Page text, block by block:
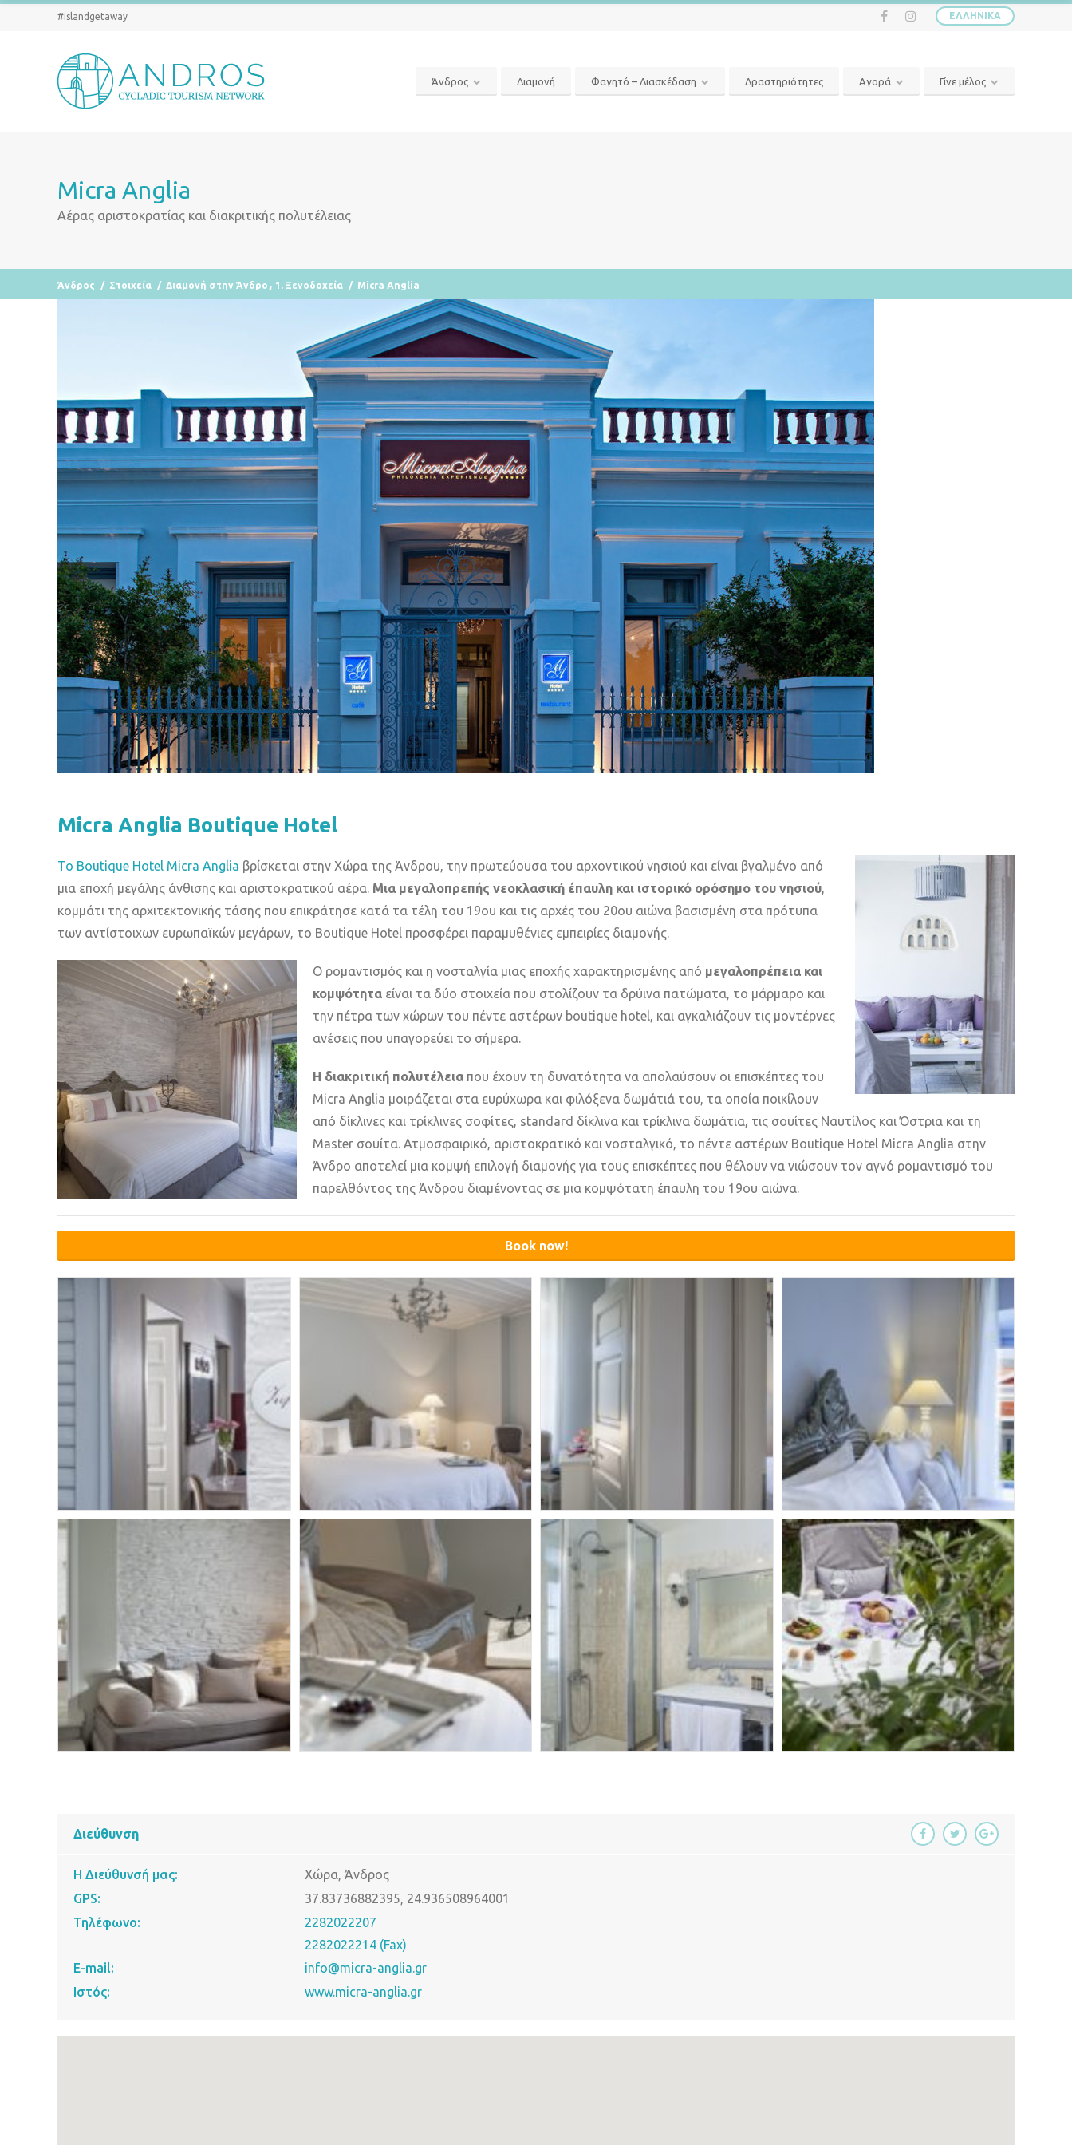
ΕΛΛΗΝΙΚΆ
#islandgetaway
Άνδρος Διαμονή Φαγητό – Διασκέδαση Δραστηριότητες Αγορά Γίνε μέλος
Micra Anglia
Αέρας αριστοκρατίας και διακριτικής πολυτέλειας
Άνδρος / Στοιχεία / Διαμονή στην Άνδρο , 1. Ξενοδοχεία / Micra Anglia
Micra Anglia Boutique Hotel
Το Boutique Hotel Micra Anglia βρίσκεται στην Χώρα της Άνδρου, την πρωτεύουσα του αρχοντικού νησιού και είναι βγαλμένο από
μια εποχή μεγάλης άνθισης και αριστοκρατικού αέρα. Μια μεγαλοπρεπής νεοκλασική έπαυλη και ιστορικό ορόσημο του νησιού,
κομμάτι της αρχιτεκτονικής τάσης που επικράτησε κατά τα τέλη του 19ου και τις αρχές του 20ου αιώνα βασισμένη στα πρότυπα
των αντίστοιχων ευρωπαϊκών μεγάρων, το Boutique Hotel προσφέρει παραμυθένιες εμπειρίες διαμονής.
Ο ρομαντισμός και η νοσταλγία μιας εποχής χαρακτηρισμένης από μεγαλοπρέπεια και
κομψότητα είναι τα δύο στοιχεία που στολίζουν τα δρύινα πατώματα, το μάρμαρο και
την πέτρα των χώρων του πέντε αστέρων boutique hotel, και αγκαλιάζουν τις μοντέρνες
ανέσεις που υπαγορεύει το σήμερα.
Η διακριτική πολυτέλεια που έχουν τη δυνατότητα να απολαύσουν οι επισκέπτες του
Micra Anglia μοιράζεται στα ευρύχωρα και φιλόξενα δωμάτιά του, τα οποία ποικίλουν
από δίκλινες και τρίκλινες σοφίτες, standard δίκλινα και τρίκλινα δωμάτια, τις σουίτες Ναυτίλος και Όστρια και τη
Master σουίτα. Ατμοσφαιρικό, αριστοκρατικό και νοσταλγικό, το πέντε αστέρων Boutique Hotel Micra Anglia στην
Άνδρο αποτελεί μια κομψή επιλογή διαμονής για τους επισκέπτες που θέλουν να νιώσουν τον αγνό ρομαντισμό του
παρελθόντος της Άνδρου διαμένοντας σε μια κομψότατη έπαυλη του 19ου αιώνα.
Book now!
Διεύθυνση
Η Διεύθυνσή μας:
Χώρα, Άνδρος
GPS:
37.83736882395, 24.936508964001
Τηλέφωνο:
2282022207
2282022214 (Fax)
E-mail:
info@micra-anglia.gr
Ιστός:
www.micra-anglia.gr